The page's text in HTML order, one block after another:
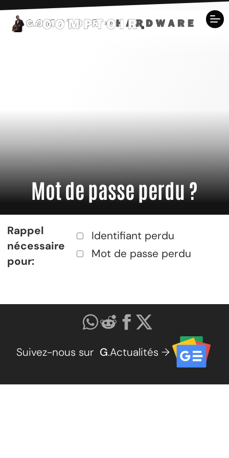
Mot de passe perdu ?
Rappel
nécessaire
pour:
Identifiant perdu
Mot de passe perdu
Suivez-nous sur G.Actualités →